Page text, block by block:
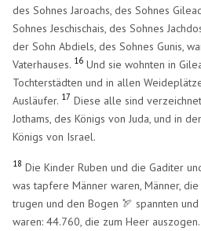
des Sohnes Jaroachs, des Sohnes
Sohnes Jeschischais, des Sohnes
der Sohn Abdiels, des Sohnes Gunis,
Vaterhauses. 16 Und sie wohnten in
Tochterstädten und in allen
Ausläufer. 17 Diese alle sind
Jothams, des Königs von Juda, und in
Königs von Israel.
18 Die Kinder Ruben und die Gaditer
was tapfere Männer waren, Männer,
trugen und den Bogen 🏹 spannten
waren: 44.760, die zum Heer auszogen.